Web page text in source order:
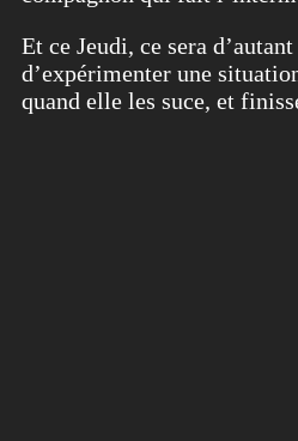
Et ce Jeudi, ce sera
d’expérimenter une
quand elle les suce, et